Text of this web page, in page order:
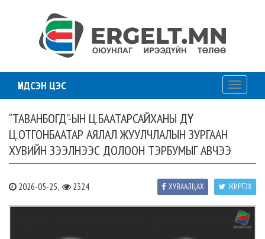
ҮНДСЭН ЦЭС
Toggle
“ТАВАНБОГД”-ЫН Ц.БААТАРСАЙХАНЫ ДҮҮ
Ц.ОТГОНБААТАР АЯЛАЛ ЖУУЛЧЛАЛЫН ЗУРГААН
ХУВИЙН ЗЭЭЛНЭЭС ДОЛООН ТЭРБУМЫГ АВЧЭЭ
2026-05-25, 2324 ЖИРГЭХ
ХУВААЛЦАХ